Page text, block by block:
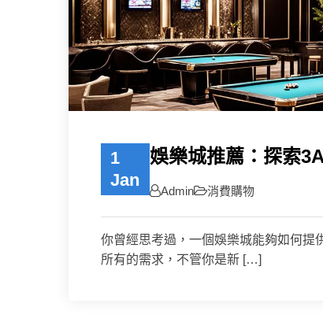
1
Jan
娛樂城推薦：探索
Admin 消費購物
你曾經思考過，一個娛樂城能夠如何提
所有的需求，不管你是新 […]